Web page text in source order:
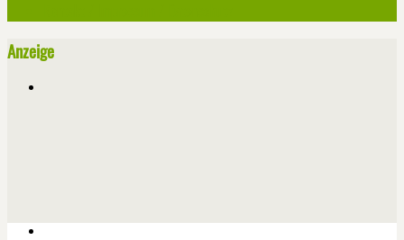
Anzeige